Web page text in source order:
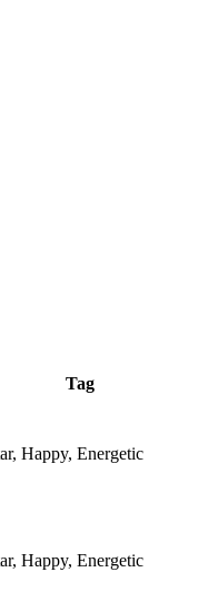
Tag
Happy, Energetic
Happy, Energetic